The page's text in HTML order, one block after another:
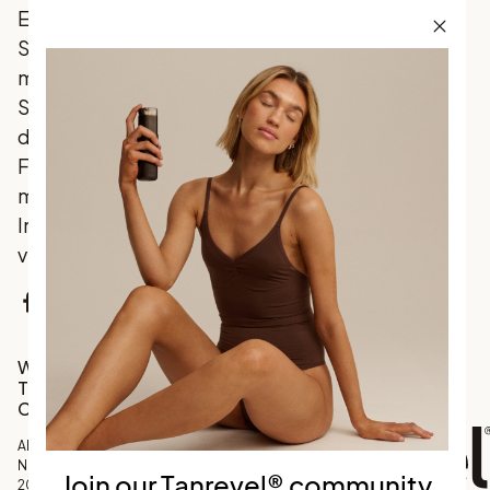
Entdecke
Skandinaviens
meistverkauften
Selbstbräuner,
der traditionelle
Favoriten mit
marktführenden
Innovationen
vereint.
Instagram
TikTok
Werde Teil unserer
Tanrevel®
Community
Abonniere unseren
Newsletter und erhalte
20 % Rabatt auf